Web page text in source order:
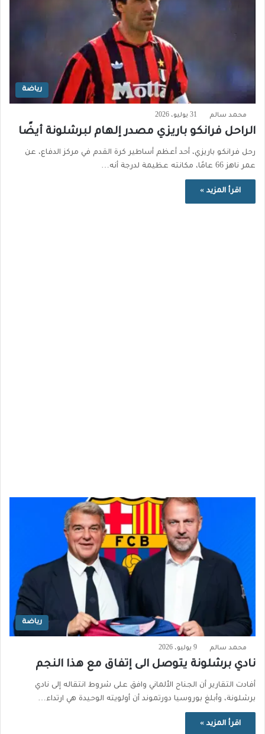
رياضة
محمد سالم 31 يوليو، 2026
الراحل فرانكو باريزي مصدر إلهام لبرشلونة أيضًا
رحل فرانكو باريزي، أحد أعظم أساطير كرة القدم في مركز الدفاع، عن
عمر ناهز 66 عامًا، مكانته عظيمة لدرجة أنه…
اقرأ المزيد »
رياضة
محمد سالم 9 يوليو، 2026
نادي برشلونة يتوصل الى إتفاق مع هذا النجم
أفادت التقارير أن الجناح الألماني وافق على شروط انتقاله إلى نادي
برشلونة، وأبلغ بوروسيا دورتموند أن أولويته الوحيدة هي ارتداء…
اقرأ المزيد »